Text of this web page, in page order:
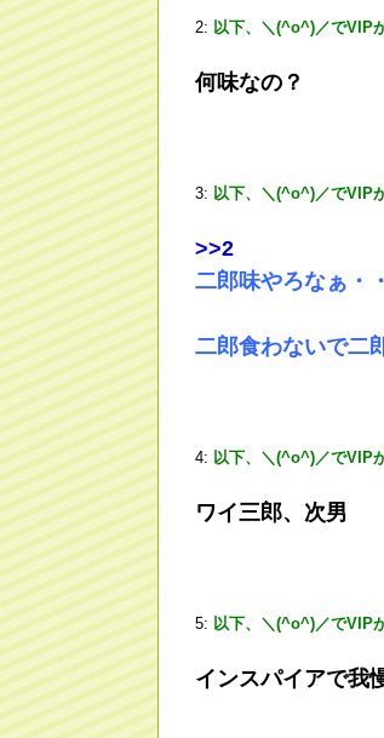
2: 以下、＼(^o^)／でVIP
何味なの？
3: 以下、＼(^o^)／でVIP
>>2
二郎味やろなぁ・
二郎食わないで二
4: 以下、＼(^o^)／でVIP
ワイ三郎、次男
5: 以下、＼(^o^)／でVIP
インスパイアで我